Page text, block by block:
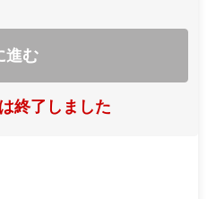
進む
終了しました